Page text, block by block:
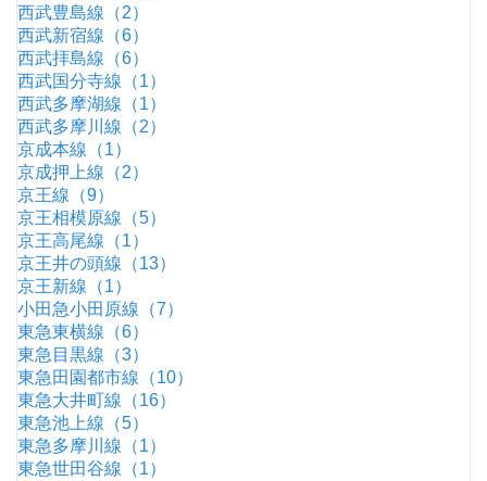
西武豊島線（2）
西武新宿線（6）
西武拝島線（6）
西武国分寺線（1）
西武多摩湖線（1）
西武多摩川線（2）
京成本線（1）
京成押上線（2）
京王線（9）
京王相模原線（5）
京王高尾線（1）
京王井の頭線（13）
京王新線（1）
小田急小田原線（7）
東急東横線（6）
東急目黒線（3）
東急田園都市線（10）
東急大井町線（16）
東急池上線（5）
東急多摩川線（1）
東急世田谷線（1）